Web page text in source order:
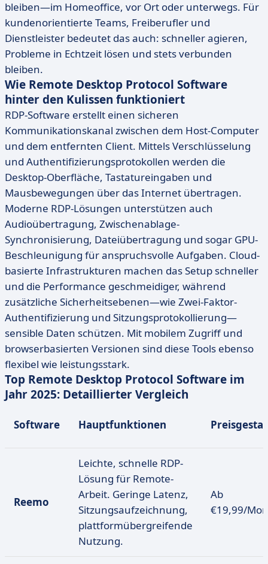
bleiben—im Homeoffice, vor Ort oder unterwegs. Für
kundenorientierte Teams, Freiberufler und
Dienstleister bedeutet das auch: schneller agieren,
Probleme in Echtzeit lösen und stets verbunden
bleiben.
Wie Remote Desktop Protocol Software
hinter den Kulissen funktioniert
RDP-Software erstellt einen sicheren
Kommunikationskanal zwischen dem Host-Computer
und dem entfernten Client. Mittels Verschlüsselung
und Authentifizierungsprotokollen werden die
Desktop-Oberfläche, Tastatureingaben und
Mausbewegungen über das Internet übertragen.
Moderne RDP-Lösungen unterstützen auch
Audioübertragung, Zwischenablage-
Synchronisierung, Dateiübertragung und sogar GPU-
Beschleunigung für anspruchsvolle Aufgaben. Cloud-
basierte Infrastrukturen machen das Setup schneller
und die Performance geschmeidiger, während
zusätzliche Sicherheitsebenen—wie Zwei-Faktor-
Authentifizierung und Sitzungsprotokollierung—
sensible Daten schützen. Mit mobilem Zugriff und
browserbasierten Versionen sind diese Tools ebenso
flexibel wie leistungsstark.
Top Remote Desktop Protocol Software im
Jahr 2025: Detaillierter Vergleich
Software Hauptfunktionen
Reemo
Leichte, schnelle RDP-
Lösung für Remote-
Arbeit. Geringe Latenz,
Sitzungsaufzeichnung,
plattformübergreifende
Nutzung.
Ab
€19,99/